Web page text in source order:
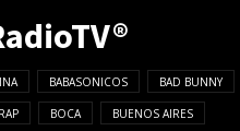
BABASONICOS BAD BUNNY
BOCA BUENOS AIRES